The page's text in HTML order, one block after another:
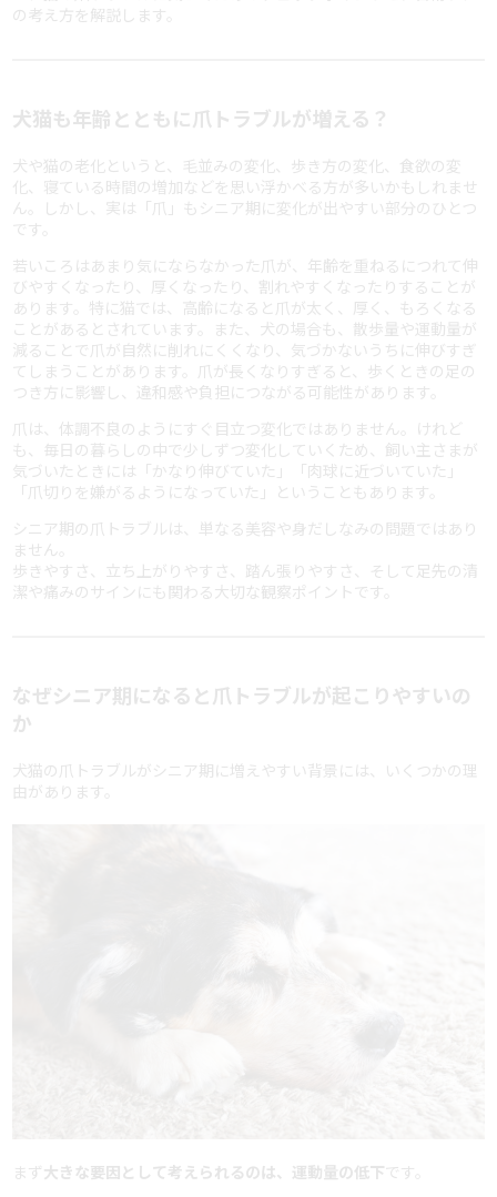
の考え方を解説します。
犬猫も年齢とともに爪トラブルが増える？
犬や猫の老化というと、毛並みの変化、歩き方の変化、食欲の変
化、寝ている時間の増加などを思い浮かべる方が多いかもしれませ
ん。しかし、実は「爪」もシニア期に変化が出やすい部分のひとつ
です。
若いころはあまり気にならなかった爪が、年齢を重ねるにつれて伸
びやすくなったり、厚くなったり、割れやすくなったりすることが
あります。特に猫では、高齢になると爪が太く、厚く、もろくなる
ことがあるとされています。また、犬の場合も、散歩量や運動量が
減ることで爪が自然に削れにくくなり、気づかないうちに伸びすぎ
てしまうことがあります。爪が長くなりすぎると、歩くときの足の
つき方に影響し、違和感や負担につながる可能性があります。
爪は、体調不良のようにすぐ目立つ変化ではありません。けれど
も、毎日の暮らしの中で少しずつ変化していくため、飼い主さまが
気づいたときには「かなり伸びていた」「肉球に近づいていた」
「爪切りを嫌がるようになっていた」ということもあります。
シニア期の爪トラブルは、単なる美容や身だしなみの問題ではあり
ません。
歩きやすさ、立ち上がりやすさ、踏ん張りやすさ、そして足先の清
潔や痛みのサインにも関わる大切な観察ポイントです。
なぜシニア期になると爪トラブルが起こりやすいの
か
犬猫の爪トラブルがシニア期に増えやすい背景には、いくつかの理
由があります。
まず大きな要因として考えられるのは、運動量の低下 です。